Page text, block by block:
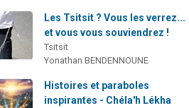
Les Tsitsit ? Vous les verrez...
et vous vous souviendrez !
Tsitsit
Yonathan BENDENNOUNE
Histoires et paraboles
inspirantes - Chéla'h Lékha